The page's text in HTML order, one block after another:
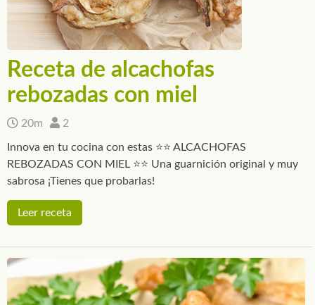
Receta de alcachofas
rebozadas con miel
20m 2
Innova en tu cocina con estas ⭐⭐ ALCACHOFAS
REBOZADAS CON MIEL ⭐⭐ Una guarnición original y muy
sabrosa ¡Tienes que probarlas!
Leer receta